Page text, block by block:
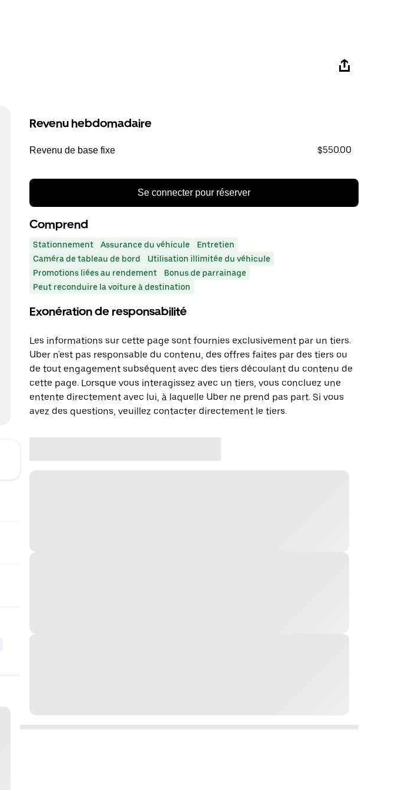
Revenu hebdomadaire
Revenu de base fixe $550.00
Se connecter pour réserver
Comprend
Stationnement Assurance du véhicule
Entretien
Caméra de tableau de bord
Utilisation illimitée du véhicule
Promotions liées au rendement
Bonus de parrainage
Peut reconduire la voiture à destination
Exonération de responsabilité
Les informations sur cette page sont fournies exclusivement par un tiers.
Uber n'est pas responsable du contenu, des offres faites par des tiers ou
de tout engagement subséquent avec des tiers découlant du contenu de
cette page. Lorsque vous interagissez avec un tiers, vous concluez une
entente directement avec lui, à laquelle Uber ne prend pas part. Si vous
avez des questions, veuillez contacter directement le tiers.